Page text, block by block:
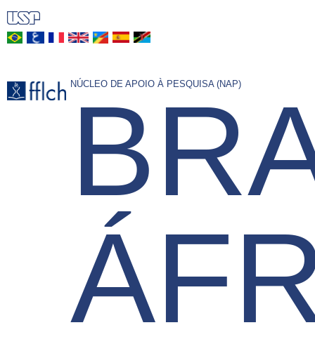
Pular
para
principal
NÚCLEO DE APOIO À PESQUISA (NAP)